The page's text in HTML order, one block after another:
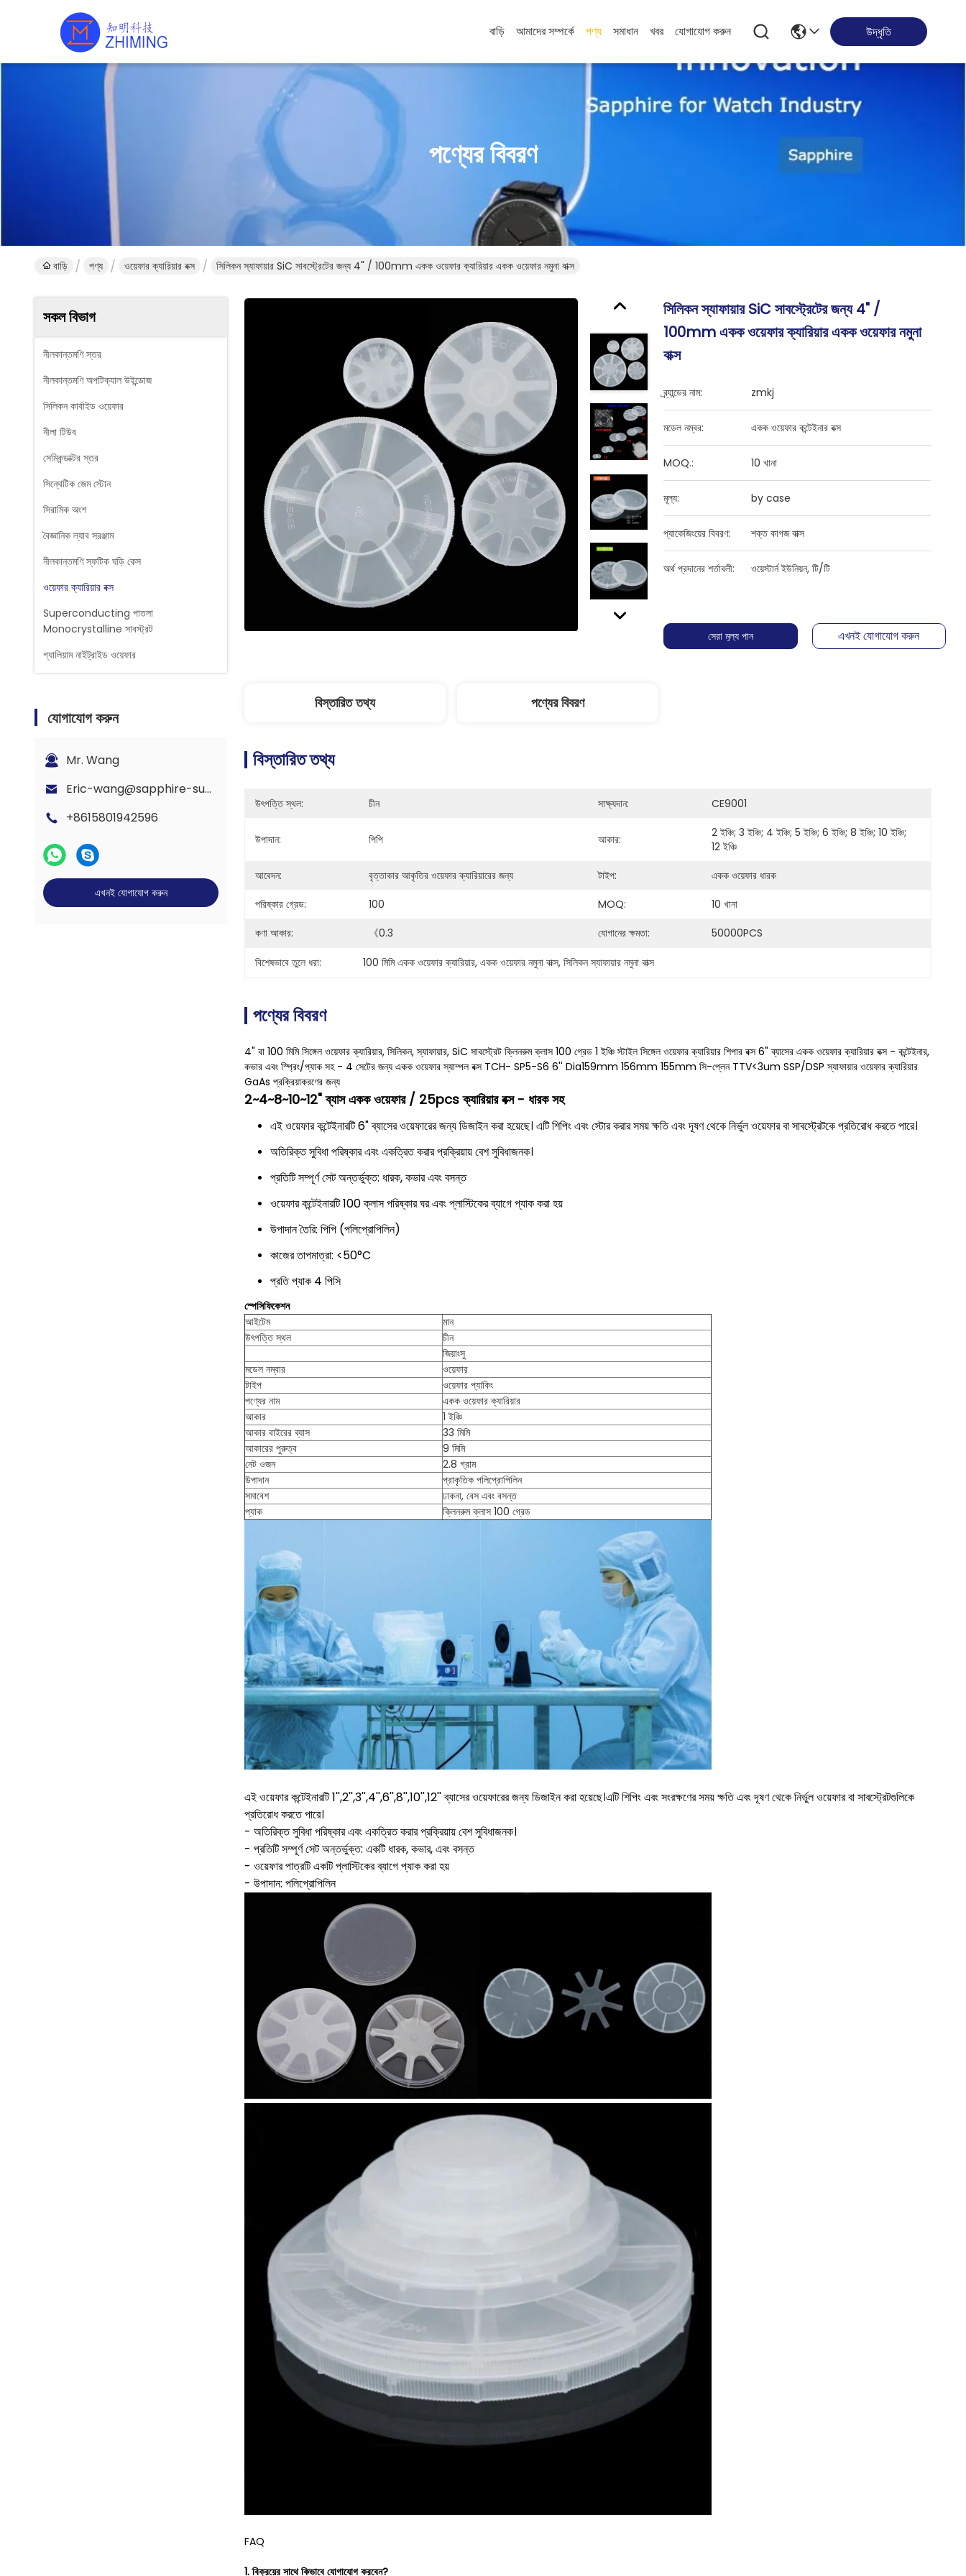
বাড়ি আমাদের সম্পর্কে পণ্য সমাধান খবর যোগাযোগ করুন উদ্ধৃতি
পণ্যের বিবরণ
বাড়ি পণ্য ওয়েফার ক্যারিয়ার বক্স সিলিকন স্যাফায়ার SiC সাবস্ট্রেটের জন্য 4" / 100mm একক ওয়েফার ক্যারিয়ার একক ওয়েফার নমুনা বাক্স
সকল বিভাগ
নীলকান্তমণি স্তর
নীলকান্তমণি অপটিক্যাল উইন্ডোজ
সিলিকন কার্বাইড ওয়েফার
নীলা টিউব
সেমিকন্ডাক্টর স্তর
সিন্থেটিক জেম স্টোন
সিরামিক অংশ
বৈজ্ঞানিক ল্যাব সরঞ্জাম
নীলকান্তমণি স্ফটিক ঘড়ি কেস
ওয়েফার ক্যারিয়ার বক্স
Superconducting পাতলা
Monocrystalline সাবস্ট্রট
গ্যালিয়াম নাইট্রাইড ওয়েফার
যোগাযোগ করুন
Mr. Wang
Eric-wang@sapphire-substrate.com
+8615801942596
এখনই যোগাযোগ করুন
সিলিকন স্যাফায়ার SiC সাবস্ট্রেটের জন্য 4" /
100mm একক ওয়েফার ক্যারিয়ার একক ওয়েফার নমুনা
বাক্স
ব্র্যান্ডের নাম: zmkj
মডেল নম্বর: একক ওয়েফার কন্টেইনার বক্স
MOQ.: 10 খানা
মূল্য: by case
প্যাকেজিংয়ের বিবরণ: শক্ত কাগজ বাক্স
অর্থ প্রদানের শর্তাবলী: ওয়েস্টার্ন ইউনিয়ন, টি/টি
সেরা মূল্য পান এখনই যোগাযোগ করুন
বিস্তারিত তথ্য পণ্যের বিবরণ
বিস্তারিত তথ্য
উৎপত্তি স্থল: চীন সাক্ষ্যদান: CE9001
উপাদান: পিপি আকার:
2 ইঞ্চি; 3 ইঞ্চি; 4 ইঞ্চি; 5 ইঞ্চি; 6 ইঞ্চি; 8 ইঞ্চি; 10 ইঞ্চি;
12 ইঞ্চি
আবেদন:
বৃত্তাকার আকৃতির ওয়েফার ক্যারিয়ারের জন্য টাইপ:
একক ওয়েফার ধারক
পরিষ্কার গ্রেড:
100 MOQ:
10 খানা
কণা আকার:
《0.3 যোগানের ক্ষমতা: 50000PCS
বিশেষভাবে তুলে ধরা: 100 মিমি একক ওয়েফার ক্যারিয়ার, একক ওয়েফার নমুনা বাক্স, সিলিকন স্যাফায়ার নমুনা বাক্স
পণ্যের বিবরণ
4" বা 100 মিমি সিঙ্গেল ওয়েফার ক্যারিয়ার, সিলিকন, স্যাফায়ার, SiC সাবস্ট্রেট ক্লিনরুম ক্লাস 100 গ্রেড 1 ইঞ্চি স্টাইল সিঙ্গেল ওয়েফার ক্যারিয়ার শিপার বক্স 6" ব্যাসের একক ওয়েফার ক্যারিয়ার বক্স - কন্টেইনার,
কভার এবং স্প্রিং/প্যাক সহ - 4 সেটের জন্য একক ওয়েফার স্যাম্পল বক্স TCH- SP5-S6 6'' Dia159mm 156mm 155mm সি-প্লেন TTV<3um SSP/DSP স্যাফায়ার ওয়েফার ক্যারিয়ার
GaAs প্রক্রিয়াকরণের জন্য
2~4~8~10~12" ব্যাস একক ওয়েফার / 25pcs ক্যারিয়ার বক্স - ধারক সহ
এই ওয়েফার কন্টেইনারটি 6" ব্যাসের ওয়েফারের জন্য ডিজাইন করা হয়েছে। এটি শিপিং এবং স্টোর করার সময় ক্ষতি এবং দূষণ থেকে নির্ভুল ওয়েফার বা সাবস্ট্রেটকে প্রতিরোধ করতে পারে।
অতিরিক্ত সুবিধা পরিষ্কার এবং একত্রিত করার প্রক্রিয়ায় বেশ সুবিধাজনক।
প্রতিটি সম্পূর্ণ সেট অন্তর্ভুক্ত: ধারক, কভার এবং বসন্ত
ওয়েফার কন্টেইনারটি 100 ক্লাস পরিষ্কার ঘর এবং প্লাস্টিকের ব্যাগে প্যাক করা হয়
উপাদান তৈরি: পিপি (পলিপ্রোপিলিন)
কাজের তাপমাত্রা: <50°C
প্রতি প্যাক 4 পিসি
স্পেসিফিকেশন
আইটেম
মান
উৎপত্তি স্থল
চীন
জিয়াংসু
মডেল নম্বার
ওয়েফার
টাইপ
ওয়েফার প্যাকিং
পণ্যের নাম
একক ওয়েফার ক্যারিয়ার
আকার
1 ইঞ্চি
আকার বাইরের ব্যাস
33 মিমি
আকারের পুরুত্ব
9 মিমি
নেট ওজন
2.8 গ্রাম
উপাদান
প্রাকৃতিক পলিপ্রোপিলিন
সমাবেশ
ঢাকনা, বেস এবং বসন্ত
প্যাক
ক্লিনরুম ক্লাস 100 গ্রেড
এই ওয়েফার কন্টেইনারটি 1'',2'',3'',4'',6'',8'',10'',12'' ব্যাসের ওয়েফারের জন্য ডিজাইন করা হয়েছে।এটি শিপিং এবং সংরক্ষণের সময় ক্ষতি এবং দূষণ থেকে নির্ভুল ওয়েফার বা সাবস্ট্রেটগুলিকে
প্রতিরোধ করতে পারে।
- অতিরিক্ত সুবিধা পরিষ্কার এবং একত্রিত করার প্রক্রিয়ায় বেশ সুবিধাজনক।
- প্রতিটি সম্পূর্ণ সেট অন্তর্ভুক্ত: একটি ধারক, কভার, এবং বসন্ত
- ওয়েফার পাত্রটি একটি প্লাস্টিকের ব্যাগে প্যাক করা হয়
- উপাদান: পলিপ্রোপিলিন
FAQ
1. বিক্রয়ের সাথে কিভাবে যোগাযোগ করবেন?